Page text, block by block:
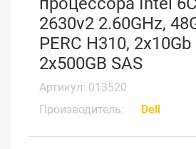
2630v2 2.60GHz,
PERC H310,
2x500GB SAS
Артикул: 013520
Производитель:
Dell